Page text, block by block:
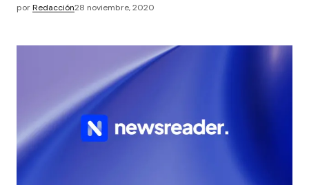
porRedacción28 noviembre, 2020